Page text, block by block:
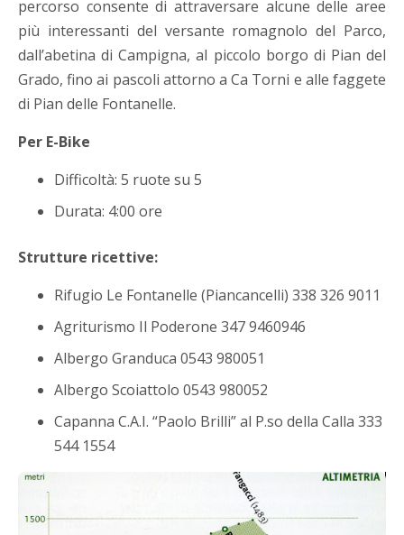
percorso consente di attraversare alcune delle aree
più interessanti del versante romagnolo del Parco,
dall’abetina di Campigna, al piccolo borgo di Pian del
Grado, fino ai pascoli attorno a Ca Torni e alle faggete
di Pian delle Fontanelle.
Per E-Bike
Difficoltà: 5 ruote su 5
Durata: 4:00 ore
Strutture ricettive:
Rifugio Le Fontanelle (Piancancelli) 338 326 9011
Agriturismo Il Poderone 347 9460946
Albergo Granduca 0543 980051
Albergo Scoiattolo 0543 980052
Capanna C.A.I. “Paolo Brilli” al P.so della Calla 333
544 1554